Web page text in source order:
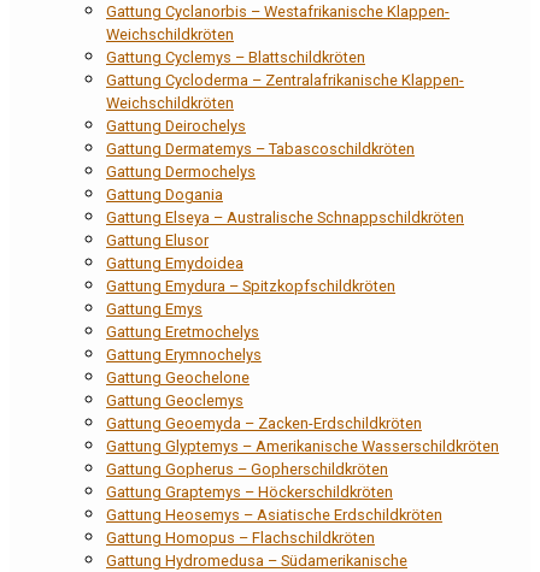
Gattung Cyclanorbis – Westafrikanische Klappen-
Weichschildkröten
Gattung Cyclemys – Blattschildkröten
Gattung Cycloderma – Zentralafrikanische Klappen-
Weichschildkröten
Gattung Deirochelys
Gattung Dermatemys – Tabascoschildkröten
Gattung Dermochelys
Gattung Dogania
Gattung Elseya – Australische Schnappschildkröten
Gattung Elusor
Gattung Emydoidea
Gattung Emydura – Spitzkopfschildkröten
Gattung Emys
Gattung Eretmochelys
Gattung Erymnochelys
Gattung Geochelone
Gattung Geoclemys
Gattung Geoemyda – Zacken-Erdschildkröten
Gattung Glyptemys – Amerikanische Wasserschildkröten
Gattung Gopherus – Gopherschildkröten
Gattung Graptemys – Höckerschildkröten
Gattung Heosemys – Asiatische Erdschildkröten
Gattung Homopus – Flachschildkröten
Gattung Hydromedusa – Südamerikanische